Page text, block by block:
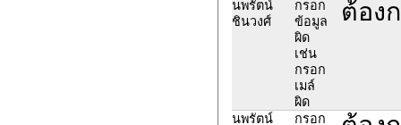
นพรัตน์
ชินวงศ์
กรอก
ข้อมูล
ผิด
เช่น
กรอก
เมล์
ผิด
ต้อง
นพรัตน์
กรอก